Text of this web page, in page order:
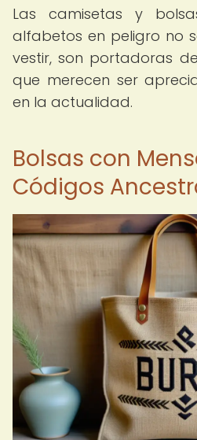
Las camisetas y
alfabetos en peligro no
vestir, son portadoras
que merecen ser
en la actualidad.
Bolsas con
Códigos